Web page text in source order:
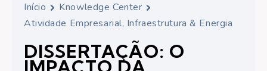
Início
Knowledge Center
Atividade Empresarial, Infraestrutura & Energia
DISSERTAÇÃO: O